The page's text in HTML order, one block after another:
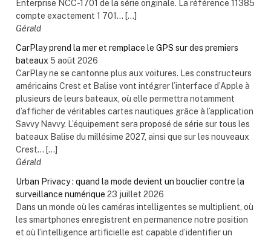
Enterprise NCC-1701 de la série originale. La référence 11385
compte exactement 1 701... […]
Gérald
CarPlay prend la mer et remplace le GPS sur des premiers
bateaux 5 août 2026
CarPlay ne se cantonne plus aux voitures. Les constructeurs
américains Crest et Balise vont intégrer l’interface d’Apple à
plusieurs de leurs bateaux, où elle permettra notamment
d’afficher de véritables cartes nautiques grâce à l’application
Savvy Navvy. L’équipement sera proposé de série sur tous les
bateaux Balise du millésime 2027, ainsi que sur les nouveaux
Crest... […]
Gérald
Urban Privacy : quand la mode devient un bouclier contre la
surveillance numérique 23 juillet 2026
Dans un monde où les caméras intelligentes se multiplient, où
les smartphones enregistrent en permanence notre position
et où l’intelligence artificielle est capable d’identifier un